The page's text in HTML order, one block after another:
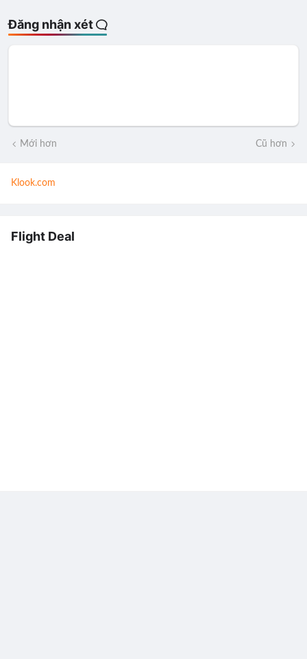
Đăng nhận xét
Mới hơn Cũ hơn
Klook.com
Flight Deal